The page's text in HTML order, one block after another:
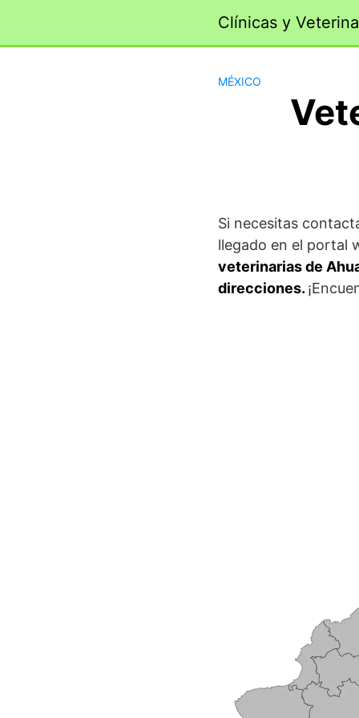
contenido
Clínicas y
MÉXICO
Si necesitas
llegado en el portal
veterinarias de
direcciones.